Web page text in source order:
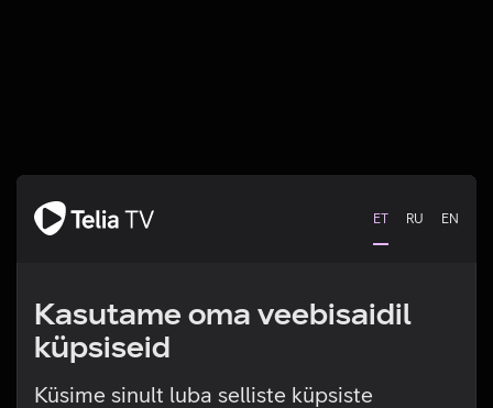
ET RU EN
Kasutame oma veebisaidil
küpsiseid
Küsime sinult luba selliste küpsiste